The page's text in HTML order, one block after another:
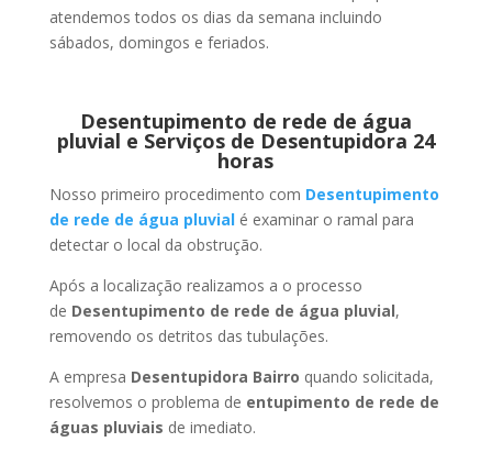
atendemos todos os dias da semana incluindo
sábados, domingos e feriados.
Desentupimento de rede de água
pluvial e Serviços de Desentupidora 24
horas
Nosso primeiro procedimento com Desentupimento
de rede de água pluvialé examinar o ramal para
detectar o local da obstrução.
Após a localização realizamos a o processo
de Desentupimento de rede de água pluvial,
removendo os detritos das tubulações.
A empresa Desentupidora Bairro quando solicitada,
resolvemos o problema de entupimento de rede de
águas pluviais de imediato.